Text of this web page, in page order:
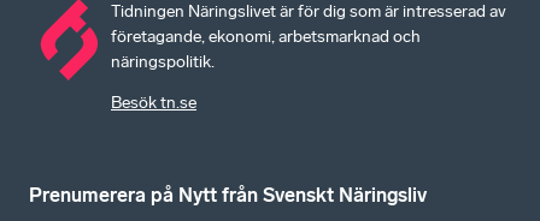
Tidningen Näringslivet är för dig som är intresserad av
företagande, ekonomi, arbetsmarknad och
näringspolitik.
Besök tn.se
Prenumerera på Nytt från Svenskt Näringsliv